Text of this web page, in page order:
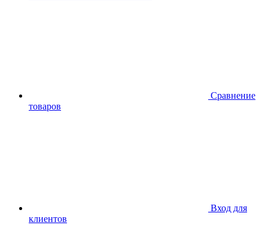
Сравнение
товаров
Вход для
клиентов